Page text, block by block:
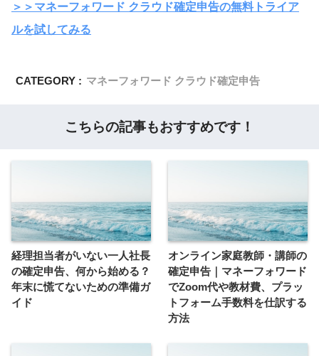
＞＞マネーフォワード クラウド確定申告の無料トライア
ルを試してみる
CATEGORY : マネーフォワード クラウド確定申告
こちらの記事もおすすめです！
経理担当者がいない一人社長
の確定申告、何から始める？
年末に慌てないための準備ガ
イド
オンライン家庭教師・講師の
確定申告｜マネーフォワード
でZoom代や教材費、プラッ
トフォーム手数料を仕訳する
方法